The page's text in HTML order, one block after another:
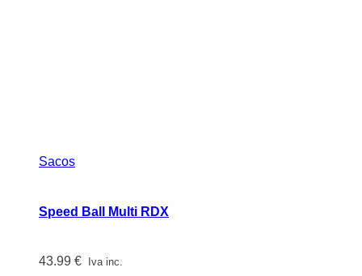
Sacos
Speed Ball Multi RDX
43.99 € Iva inc.